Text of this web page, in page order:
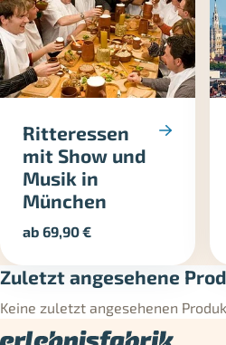
Ritteressen
mit Show und
Musik in
München
ab69,90€
Zuletzt angesehene
Keine zuletzt angesehenen